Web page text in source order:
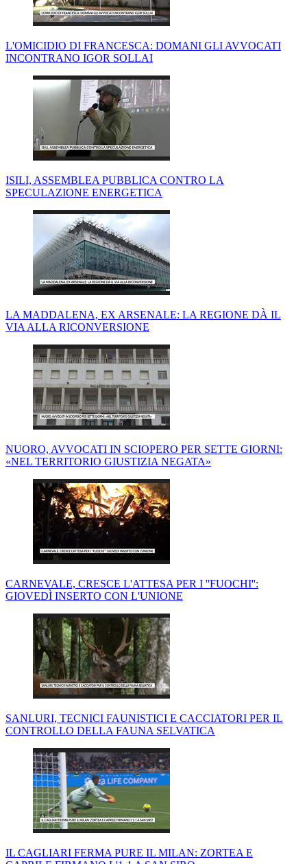
L'OMICIDIO DI FRANCESCA: DOMANI GLI AVVOCATI
INCONTRANO IGOR SOLLAI
ISILI, ASSEMBLEA PUBBLICA CONTRO LA
SPECULAZIONE ENERGETICA
LA MADDALENA, EX ARSENALE: LA REGIONE DÀ IL
VIA ALLA RICONVERSIONE
NUORO, AVVOCATI IN SCIOPERO PER SETTE GIORNI:
«NEL TERRITORIO GIUSTIZIA NEGATA»
CARNEVALE, CRESCE L'ATTESA PER I ''FUOCHI'':
GIOVEDÌ INSERTO CON L'UNIONE
SANLURI, TECNICI FAUNISTICI E CACCIATORI PER IL
CONTROLLO DELLA FAUNA SELVATICA
IL CAGLIARI FERMA PURE IL MILAN: ZORTEA E